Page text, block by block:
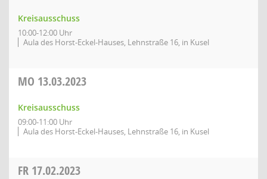
Kreisausschuss
10:00-12:00 Uhr
Aula des Horst-Eckel-Hauses, Lehnstraße 16, in Kusel
MO 13.03.2023
Kreisausschuss
09:00-11:00 Uhr
Aula des Horst-Eckel-Hauses, Lehnstraße 16, in Kusel
FR 17.02.2023